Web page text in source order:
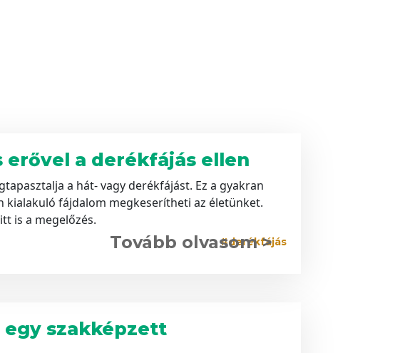
erővel a derékfájás ellen
a hát- vagy derékfájást. Ez a gyakran
kialakuló fájdalom megkeserítheti az életünket.
is a megelőzés.
#derékfájás
Tovább olvasom >
szakképzett